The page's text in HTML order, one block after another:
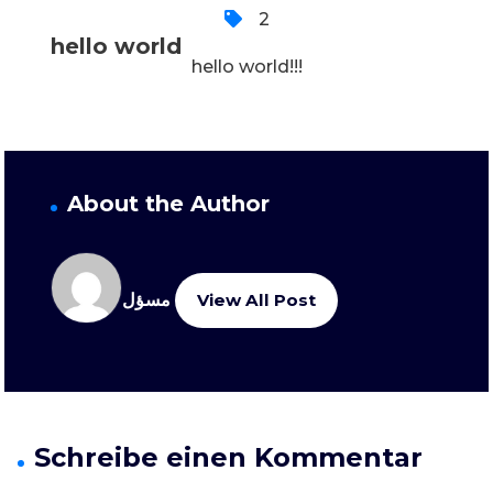
2
hello world
hello world!!!
About the Author
مسؤل View All Post
Schreibe einen Kommentar